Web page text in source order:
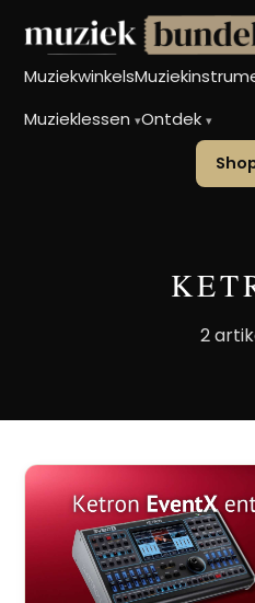
Muziekwinkels
Muzieklessen▾Ontdek▾
2